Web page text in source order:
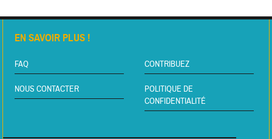
EN SAVOIR PLUS !
FAQ CONTRIBUEZ
NOUS CONTACTER
POLITIQUE DE
CONFIDENTIALITÉ